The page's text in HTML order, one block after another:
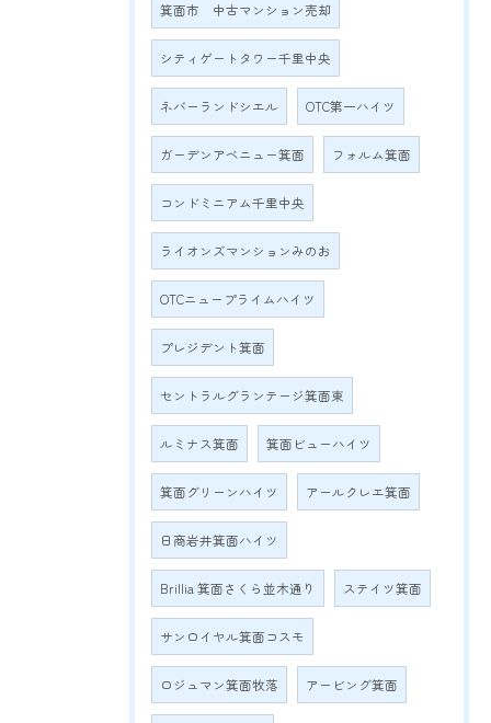
箕面市 中古マンション売却
シティゲートタワー千里中央
ネバーランドシエル OTC第一ハイツ
ガーデンアベニュー箕面 フォルム箕面
コンドミニアム千里中央
ライオンズマンションみのお
OTCニュープライムハイツ
プレジデント箕面
セントラルグランテージ箕面東
ルミナス箕面 箕面ビューハイツ
箕面グリーンハイツ アールクレエ箕面
日商岩井箕面ハイツ
Brillia 箕面さくら並木通り ステイツ箕面
サンロイヤル箕面コスモ
ロジュマン箕面牧落 アービング箕面